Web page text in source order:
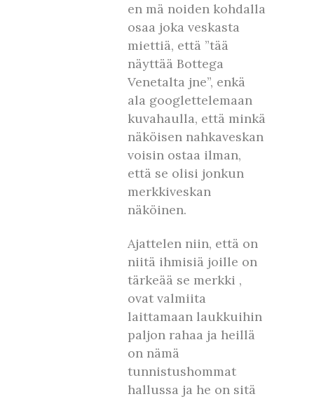
en mä noiden kohdalla
osaa joka veskasta
miettiä, että ”tää
näyttää Bottega
Venetalta jne”, enkä
ala googlettelemaan
kuvahaulla, että minkä
näköisen nahkaveskan
voisin ostaa ilman,
että se olisi jonkun
merkkiveskan
näköinen.
Ajattelen niin, että on
niitä ihmisiä joille on
tärkeää se merkki ,
ovat valmiita
laittamaan laukkuihin
paljon rahaa ja heillä
on nämä
tunnistushommat
hallussa ja he on sitä